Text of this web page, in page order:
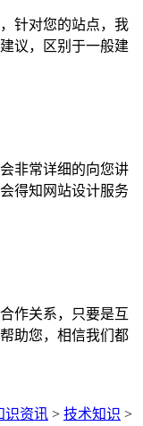
针对您的站点，我
议，区别于一般建
非常详细的向您讲
得知网站设计服务
作关系，只要是互
助您，相信我们都
识资讯 > 技术知识 >